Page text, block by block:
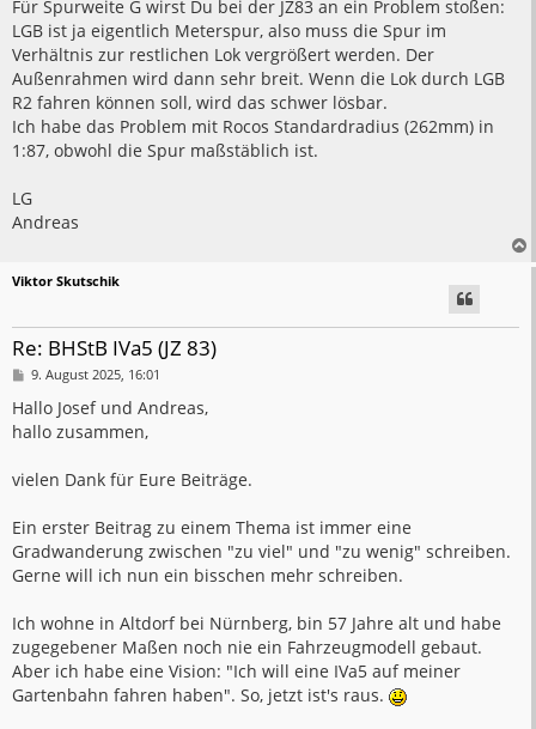
Für Spurweite G wirst Du bei der JZ83 an ein Problem stoßen:
LGB ist ja eigentlich Meterspur, also muss die Spur im
Verhältnis zur restlichen Lok vergrößert werden. Der
Außenrahmen wird dann sehr breit. Wenn die Lok durch LGB
R2 fahren können soll, wird das schwer lösbar.
Ich habe das Problem mit Rocos Standardradius (262mm) in
1:87, obwohl die Spur maßstäblich ist.
LG
Andreas
Viktor Skutschik
Re: BHStB IVa5 (JZ 83)
B
i
t
r
9. August 2025, 16:01
Hallo Josef und Andreas,
hallo zusammen,
vielen Dank für Eure Beiträge.
Ein erster Beitrag zu einem Thema ist immer eine
Gradwanderung zwischen "zu viel" und "zu wenig" schreiben.
Gerne will ich nun ein bisschen mehr schreiben.
Ich wohne in Altdorf bei Nürnberg, bin 57 Jahre alt und habe
zugegebener Maßen noch nie ein Fahrzeugmodell gebaut.
Aber ich habe eine Vision: "Ich will eine IVa5 auf meiner
Gartenbahn fahren haben". So, jetzt ist's raus.